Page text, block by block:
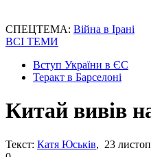
СПЕЦТЕМА: Війна в Ірані
ВСІ ТЕМИ
Вступ України в ЄС
Теракт в Барселоні
Китай вивів
Текст: Катя Юськів, 23